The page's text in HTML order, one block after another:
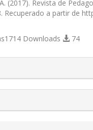
(2017). Revista de
Recuperado a partir de
Downloads 74